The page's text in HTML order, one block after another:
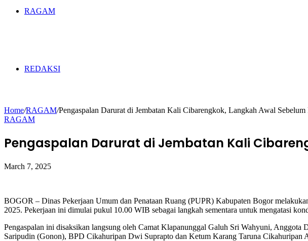
RAGAM
REDAKSI
Home/RAGAM/Pengaspalan Darurat di Jembatan Kali Cibarengkok, Langkah Awal Sebelum
RAGAM
Pengaspalan Darurat di Jembatan Kali
March 7, 2025
BOGOR – Dinas Pekerjaan Umum dan Penataan Ruang (PUPR) Kabupaten Bogor
2025. Pekerjaan ini dimulai pukul 10.00 WIB sebagai langkah sementara untuk mengatasi
Pengaspalan ini disaksikan langsung oleh Camat Klapanunggal Galuh Sri Wahyuni,
Saripudin (Gonon), BPD Cikahuripan Dwi Suprapto dan Ketum Karang Taruna